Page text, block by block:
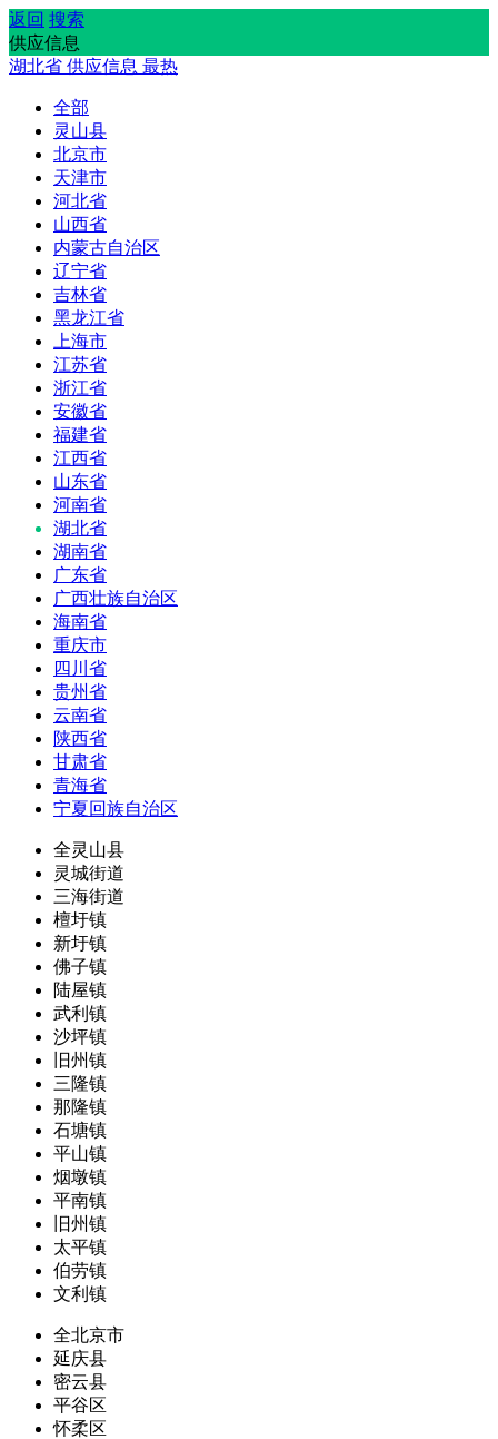
返回 搜索
供应信息
湖北省 供应信息 最热
全部
灵山县
北京市
天津市
河北省
山西省
内蒙古自治区
辽宁省
吉林省
黑龙江省
上海市
江苏省
浙江省
安徽省
福建省
江西省
山东省
河南省
湖北省
湖南省
广东省
广西壮族自治区
海南省
重庆市
四川省
贵州省
云南省
陕西省
甘肃省
青海省
宁夏回族自治区
全灵山县
灵城街道
三海街道
檀圩镇
新圩镇
佛子镇
陆屋镇
武利镇
沙坪镇
旧州镇
三隆镇
那隆镇
石塘镇
平山镇
烟墩镇
平南镇
旧州镇
太平镇
伯劳镇
文利镇
全北京市
延庆县
密云县
平谷区
怀柔区